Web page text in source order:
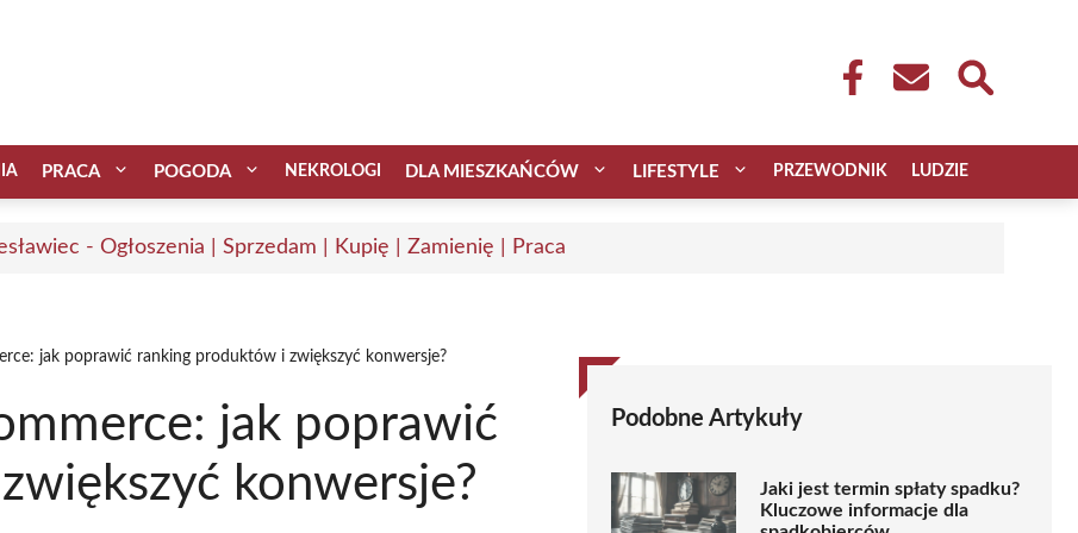
PRACA POGODA NEKROLOGI DLA MIESZKAŃCÓW LIFESTYLE PRZEWODNIK LUDZIE
- Ogłoszenia | Sprzedam | Kupię | Zamienię | Praca
jak poprawić ranking produktów i zwiększyć konwersje?
jak poprawić
konwersje?
Podobne Artykuły
Jaki jest termin spłaty spadku?
Kluczowe informacje dla